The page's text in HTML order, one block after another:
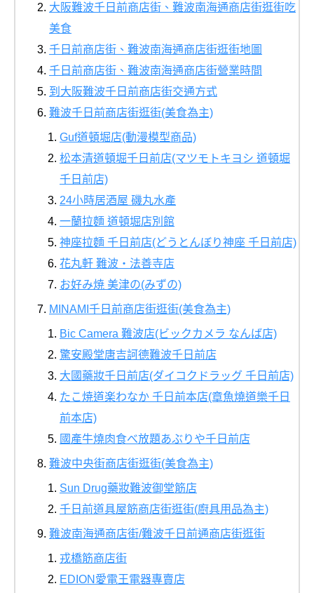
大阪難波千日前商店街、難波南海通商店街逛街吃
美食
千日前商店街、難波南海通商店街逛街地圖
千日前商店街、難波南海通商店街營業時間
到大阪難波千日前商店街交通方式
難波千日前商店街逛街(美食為主)
Guf道頓堀店(動漫模型商品)
松本清道頓堀千日前店(マツモトキヨシ 道頓堀
千日前店)
24小時居酒屋 磯丸水產
一蘭拉麵 道頓堀店別館
神座拉麵 千日前店(どうとんぼり神座 千日前店)
花丸軒 難波・法善寺店
お好み焼 美津の(みずの)
MINAMI千日前商店街逛街(美食為主)
Bic Camera 難波店(ビックカメラ なんば店)
驚安殿堂唐吉訶德難波千日前店
大國藥妝千日前店(ダイコクドラッグ 千日前店)
たこ焼道楽わなか 千日前本店(章魚燒道樂千日
前本店)
國產牛燒肉食べ放題あぶりや千日前店
難波中央街商店街逛街(美食為主)
Sun Drug藥妝難波御堂筋店
千日前道具屋筋商店街逛街(廚具用品為主)
難波南海通商店街/難波千日前通商店街逛街
戎橋筋商店街
EDION愛電王電器專賣店